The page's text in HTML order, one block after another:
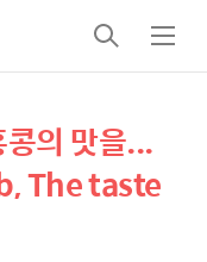
검
색
메
뉴
의 맛을...
The taste